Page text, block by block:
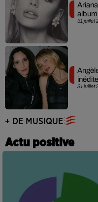
31 juillet
album
31 juillet
+ DE MUSIQUE
Actu positive